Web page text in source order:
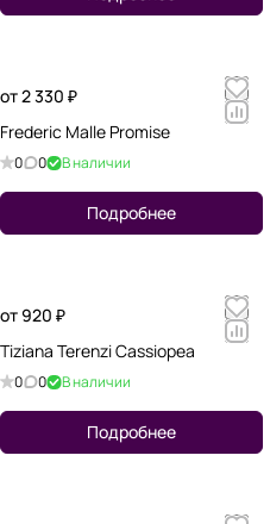
от 2 330 ₽
Frederic Malle Promise
0 0 В наличии
Подробнее
от 920 ₽
Tiziana Terenzi Cassiopea
0 0 В наличии
Подробнее